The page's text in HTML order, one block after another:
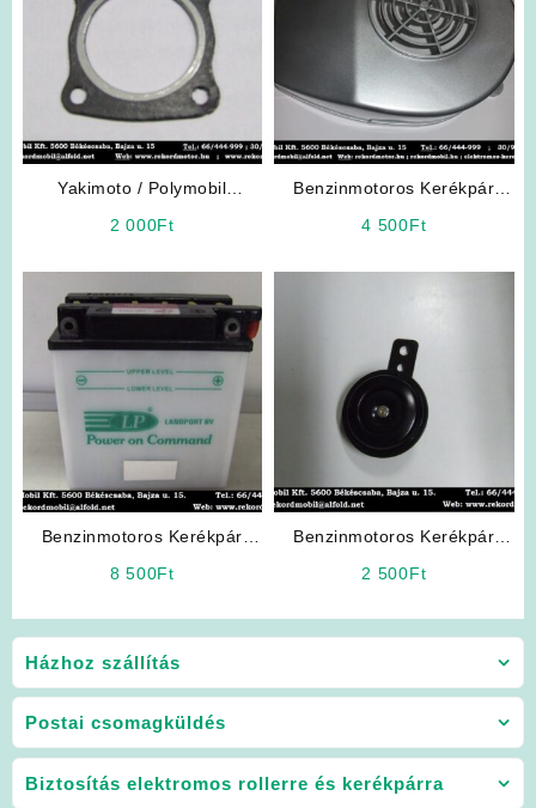
Házhoz szállítás
Postai csomagküldés
Biztosítás elektromos rollerre és kerékpárra
Yakimoto / Polymobil
2 000Ft
Benzinmotoros Kerékpár
4 500Ft
Benzinmotoros Kerékpár
8 500Ft
Benzinmotoros Kerékpár
2 500Ft